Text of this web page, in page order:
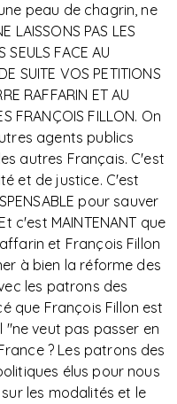
peau de chagrin, ne
PAS LES
SEULS FACE AU
SUITE VOS PETITIONS
RAFFARIN ET AU
FRANÇOIS FILLON. On
agents publics
autres Français. C'est
et de justice. C'est
pour sauver
c'est MAINTENANT que
et François Fillon
à bien la réforme des
les patrons des
que François Fillon est
"ne veut pas passer en
? Les patrons des
élus pour nous
les modalités et le